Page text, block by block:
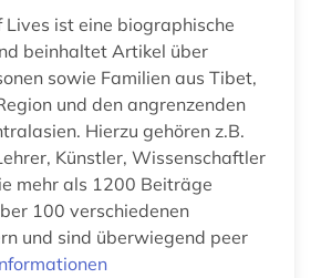
Lives ist eine biographische
beinhaltet Artikel über
sowie Familien aus Tibet,
und den angrenzenden
Hierzu gehören z.B.
Künstler, Wissenschaftler
100 verschiedenen
und sind überwiegend peer